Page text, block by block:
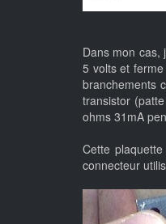
Dans mon cas,
5 volts et
branchements
transistor
ohms 31mA
Cette
connecteur